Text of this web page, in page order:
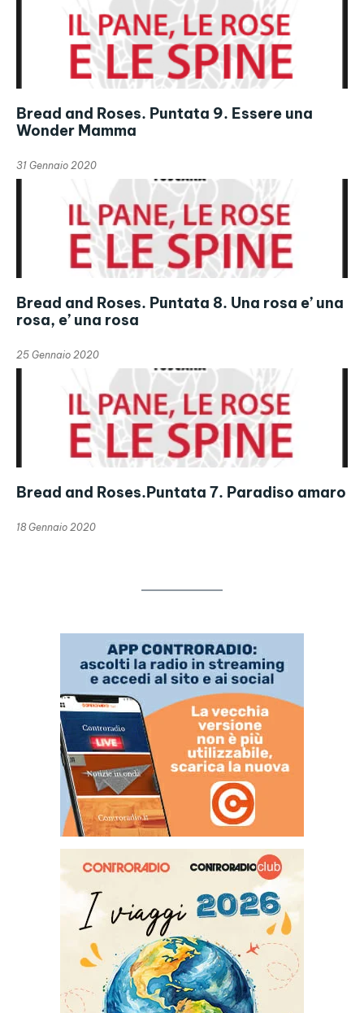
Bread and Roses. Puntata 9. Essere una
Wonder Mamma
31 Gennaio 2020
Bread and Roses. Puntata 8. Una rosa e’ una
rosa, e’ una rosa
25 Gennaio 2020
Bread and Roses.Puntata 7. Paradiso amaro
18 Gennaio 2020